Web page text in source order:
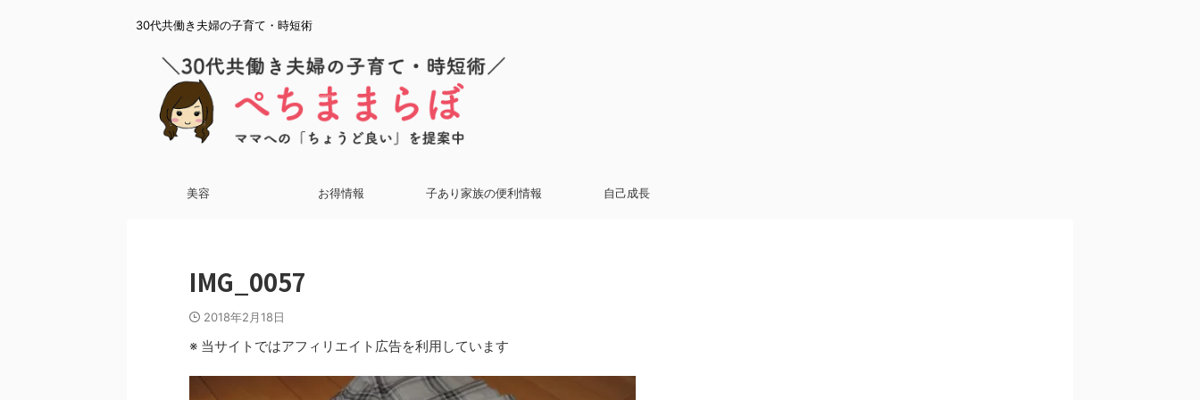
30代共働き夫婦の子育て・時短術
美容 お得情報 子あり家族の便利情報 自己成長
IMG_0057
2018年2月18日
※ 当サイトではアフィリエイト広告を利用しています